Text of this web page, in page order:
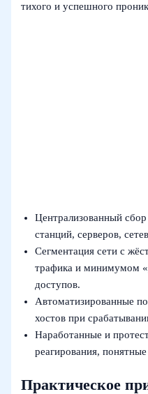
тихого и успешного
Централизованный
станций, серверов,
Сегментация сети с
трафика и минимумом
доступов.
Автоматизированные
хостов при
Наработанные и
реагирования,
Практическое